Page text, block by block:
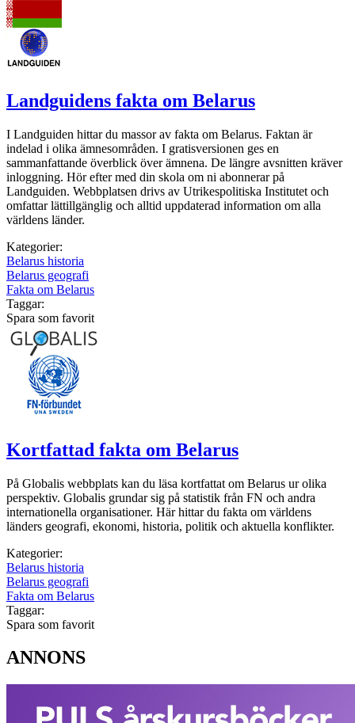
Landguidens fakta om Belarus
I Landguiden hittar du massor av fakta om Belarus. Faktan är
indelad i olika ämnesområden. I gratisversionen ges en
sammanfattande överblick över ämnena. De längre avsnitten kräver
inloggning. Hör efter med din skola om ni abonnerar på
Landguiden. Webbplatsen drivs av Utrikespolitiska Institutet och
omfattar lättillgänglig och alltid uppdaterad information om alla
världens länder.
Kategorier:
Belarus historia
Belarus geografi
Fakta om Belarus
Taggar:
Spara som favorit
Kortfattad fakta om Belarus
På Globalis webbplats kan du läsa kortfattat om Belarus ur olika
perspektiv. Globalis grundar sig på statistik från FN och andra
internationella organisationer. Här hittar du fakta om världens
länders geografi, ekonomi, historia, politik och aktuella konflikter.
Kategorier:
Belarus historia
Belarus geografi
Fakta om Belarus
Taggar:
Spara som favorit
ANNONS